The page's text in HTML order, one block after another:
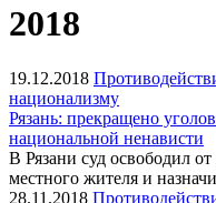
2018
19.12.2018
национализму
Рязань: прекращено
национальной ненависти
В Рязани суд освободил
местного жителя и
28.11.2018